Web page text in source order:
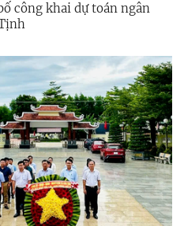
công khai dự toán ngân